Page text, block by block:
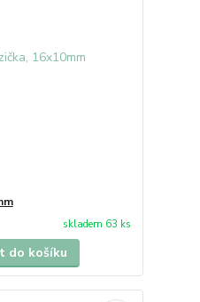
skladem 63 ks
do košíku